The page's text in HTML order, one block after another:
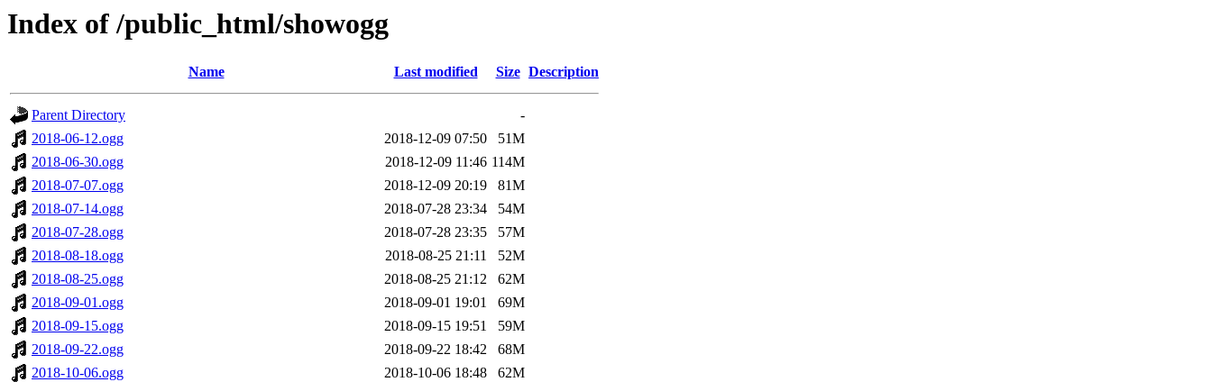
Index of /public_html/showogg
Name Last modified Size Description
Parent Directory
-
2018-06-12.ogg
2018-12-09 07:50
51M
2018-06-30.ogg
2018-12-09 11:46 114M
2018-07-07.ogg
2018-12-09 20:19
81M
2018-07-14.ogg
2018-07-28 23:34
54M
2018-07-28.ogg
2018-07-28 23:35
57M
2018-08-18.ogg
2018-08-25 21:11
52M
2018-08-25.ogg
2018-08-25 21:12
62M
2018-09-01.ogg
2018-09-01 19:01
69M
2018-09-15.ogg
2018-09-15 19:51
59M
2018-09-22.ogg
2018-09-22 18:42
68M
2018-10-06.ogg
2018-10-06 18:48
62M